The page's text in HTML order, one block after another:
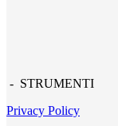
- STRUMENTI
Privacy Policy